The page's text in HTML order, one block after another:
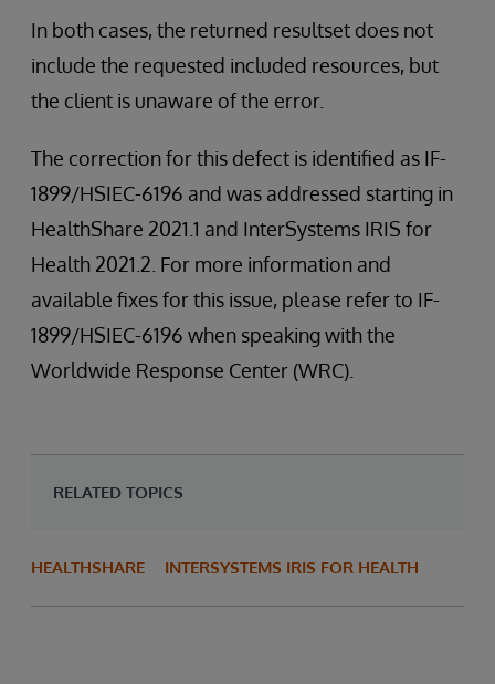
In both cases, the returned resultset does not
include the requested included resources, but
the client is unaware of the error.
The correction for this defect is identified as IF-
1899/HSIEC-6196 and was addressed starting in
HealthShare 2021.1 and InterSystems IRIS for
Health 2021.2. For more information and
available fixes for this issue, please refer to IF-
1899/HSIEC-6196 when speaking with the
Worldwide Response Center (WRC).
RELATED TOPICS
HEALTHSHARE INTERSYSTEMS IRIS FOR HEALTH